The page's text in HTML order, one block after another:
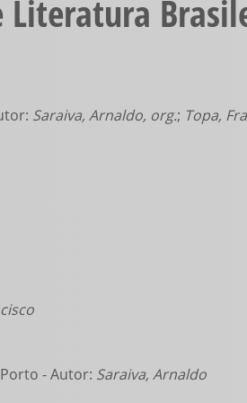
Literatura
Saraiva, Arnaldo, org.; Topa,
- Autor: Saraiva, Arnaldo